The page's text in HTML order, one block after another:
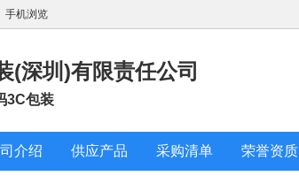
手机浏览
(深圳)有限责任公司
3C包装
介绍 供应产品 采购清单 荣誉资质